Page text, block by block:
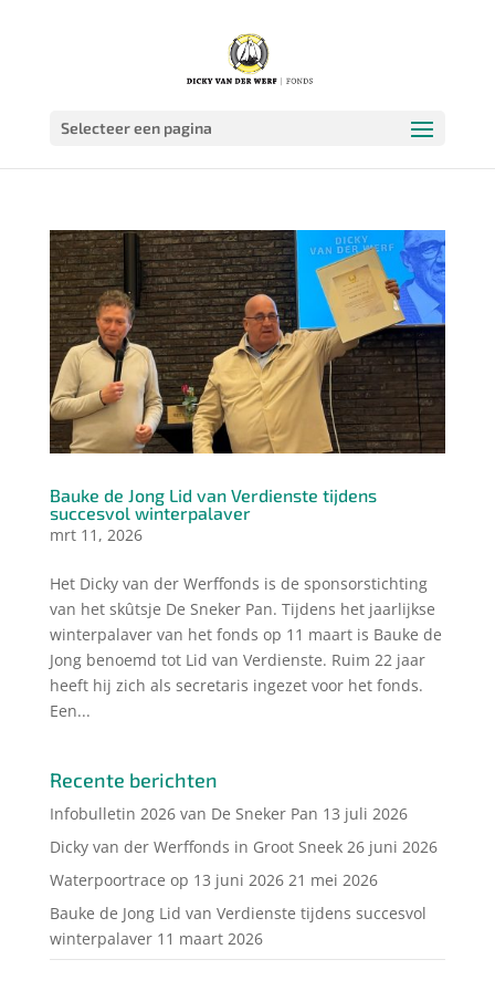
Selecteer een pagina
Bauke de Jong Lid van Verdienste tijdens
succesvol winterpalaver
mrt 11, 2026
Het Dicky van der Werffonds is de sponsorstichting
van het skûtsje De Sneker Pan. Tijdens het jaarlijkse
winterpalaver van het fonds op 11 maart is Bauke de
Jong benoemd tot Lid van Verdienste. Ruim 22 jaar
heeft hij zich als secretaris ingezet voor het fonds.
Een...
Recente berichten
Infobulletin 2026 van De Sneker Pan 13 juli 2026
Dicky van der Werffonds in Groot Sneek 26 juni 2026
Waterpoortrace op 13 juni 2026 21 mei 2026
Bauke de Jong Lid van Verdienste tijdens succesvol
winterpalaver 11 maart 2026